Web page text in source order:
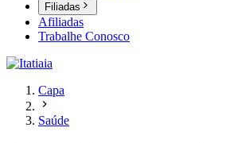
Filiadas
Afiliadas
Trabalhe Conosco
Capa
Saúde